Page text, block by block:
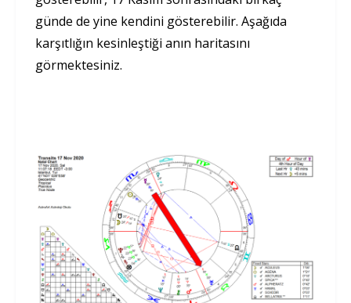
günde de yine kendini gösterebilir. Aşağıda
karşıtlığın kesinleştiği anın haritasını
görmektesiniz.